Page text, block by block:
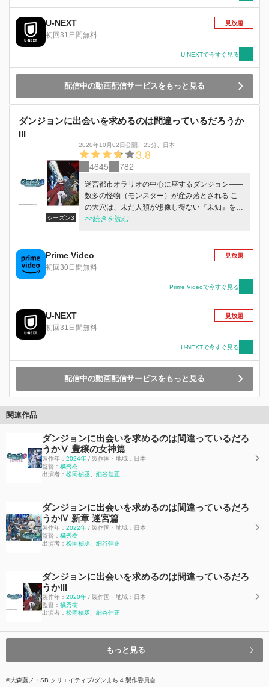
市を狂わせていく。 そして、『最強』を標榜す
る『強靭な勇士（エインヘリヤル）』達が今、動
き出す。 これは、少年が歩み、少女が望む
――【眷族の物語（ファミリア・ミィス）】――
U-NEXT
初回31日間無料
見放題
U-NEXTで今すぐ見る
配信中の動画配信サービスをもっと見る
ダンジョンに出会いを求めるのは間違っているだろうか
III
シーズン3
2020年10月02日公開、 23分、 日本
3.8
4645 782
迷宮都市オラリオの中心に座するダンジョン――
数多の怪物（モンスター）が産み落とされる こ
の大穴は、未だ人類が想像し得ない『未知』を無
数に孕んでいる―― 女神ヘスティアと冒険者ベ
成し、はや数ヶ月。 幾人かの友を加え、彼らの
ファミリアは急速に成長の途を辿り、都市の注目
を集めていた。 突如彼らのもとに舞い込んでき
ばれる言葉を解する怪物（モンスター）だった
―― 『未知』は混乱を誘（いざな）い、常識を
も破壊し苦悩と葛藤を喚び起こす―― その先に
ある『可能性』を覆い隠してしまうほどに……
これは『未知』という暴風に抗い続ける ――少
年が歩み、女神が記す【眷族の物語（ファミリ
>>続きを読む
Prime Video
初回30日間無料
見放題
Prime Videoで今すぐ見る
U-NEXT
初回31日間無料
見放題
U-NEXTで今すぐ見る
配信中の動画配信サービスをもっと見る
関連作品
ダンジョンに出会いを求めるのは間違っているだろ
うかⅤ 豊穣の女神篇
製作年： 2024年 / 製作国・地域：日本
監督： 橘秀樹
出演者： 松岡禎丞、 細谷佳正
ダンジョンに出会いを求めるのは間違っているだろ
うかⅣ 新章 迷宮篇
製作年： 2022年 / 製作国・地域：日本
監督： 橘秀樹
出演者： 松岡禎丞、 細谷佳正
ダンジョンに出会いを求めるのは間違っているだろ
うかIII
製作年： 2020年 / 製作国・地域：日本
監督： 橘秀樹
出演者： 松岡禎丞、 細谷佳正
もっと見る
©大森藤ノ・SB クリエイティブ/ダンまち 4 製作委員会